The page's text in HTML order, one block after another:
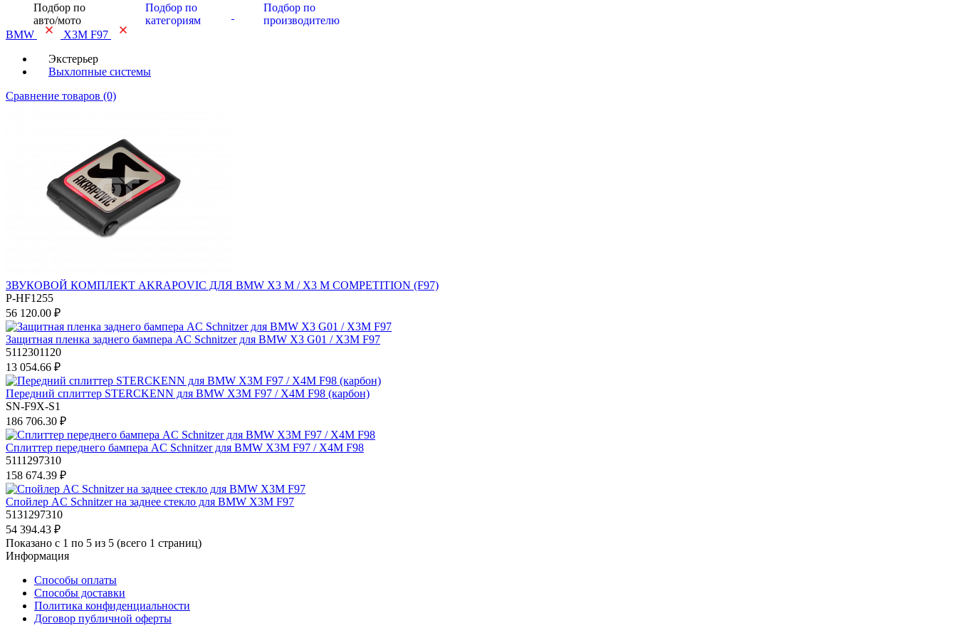
Подбор по
авто/мото
Подбор по
категориям
Подбор по
производителю
BMW
X3M F97
Экстерьер
Выхлопные системы
Сравнение товаров (0)
ЗВУКОВОЙ КОМПЛЕКТ AKRAPOVIC ДЛЯ BMW X3 M / X3 M COMPETITION (F97)
P-HF1255
56 120.00 ₽
Защитная пленка заднего бампера AC Schnitzer для BMW X3 G01 / X3M F97
5112301120
13 054.66 ₽
Передний сплиттер STERCKENN для BMW X3M F97 / X4M F98 (карбон)
SN-F9X-S1
186 706.30 ₽
Сплиттер переднего бампера AC Schnitzer для BMW X3M F97 / X4M F98
5111297310
158 674.39 ₽
Спойлер AC Schnitzer на заднее стекло для BMW X3M F97
5131297310
54 394.43 ₽
Показано с 1 по 5 из 5 (всего 1 страниц)
Информация
Способы оплаты
Способы доставки
Политика конфиденциальности
Договор публичной оферты